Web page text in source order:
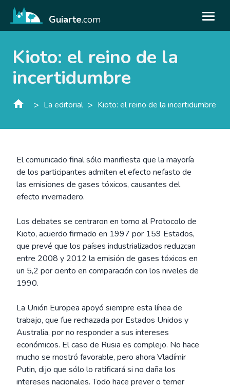
Guiarte.com
Kioto: el reino de la
incertidumbre
> La editorial > Kioto: el reino de la incertidumbre
El comunicado final sólo manifiesta que la mayoría
de los participantes admiten el efecto nefasto de
las emisiones de gases tóxicos, causantes del
efecto invernadero.
Los debates se centraron en torno al Protocolo de
Kioto, acuerdo firmado en 1997 por 159 Estados,
que prevé que los países industrializados reduzcan
entre 2008 y 2012 la emisión de gases tóxicos en
un 5,2 por ciento en comparación con los niveles de
1990.
La Unión Europea apoyó siempre esta línea de
trabajo, que fue rechazada por Estados Unidos y
Australia, por no responder a sus intereses
económicos. El caso de Rusia es complejo. No hace
mucho se mostró favorable, pero ahora Vladímir
Putin, dijo que sólo lo ratificará si no daña los
intereses nacionales. Todo hace prever o temer